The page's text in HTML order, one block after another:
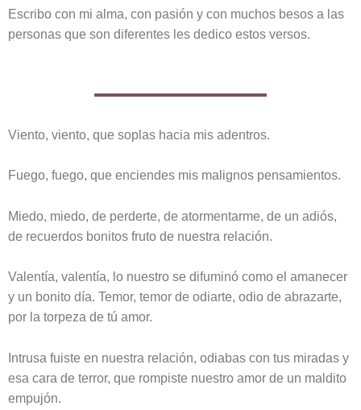
Escribo con mi alma, con pasión y con muchos besos a las
personas que son diferentes les dedico estos versos.
Viento, viento, que soplas hacia mis adentros.
Fuego, fuego, que enciendes mis malignos pensamientos.
Miedo, miedo, de perderte, de atormentarme, de un adiós,
de recuerdos bonitos fruto de nuestra relación.
Valentía, valentía, lo nuestro se difuminó como el amanecer
y un bonito día. Temor, temor de odiarte, odio de abrazarte,
por la torpeza de tú amor.
Intrusa fuiste en nuestra relación, odiabas con tus miradas y
esa cara de terror, que rompiste nuestro amor de un maldito
empujón.